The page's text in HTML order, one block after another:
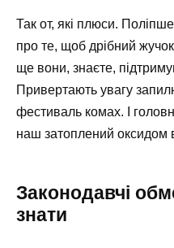
Так от, які плюси.
про те, щоб дрібний жучок
ще вони, знаєте,
Привертають увагу
фестиваль комах. І
наш затоплений оксидом
Законодавчі
знати